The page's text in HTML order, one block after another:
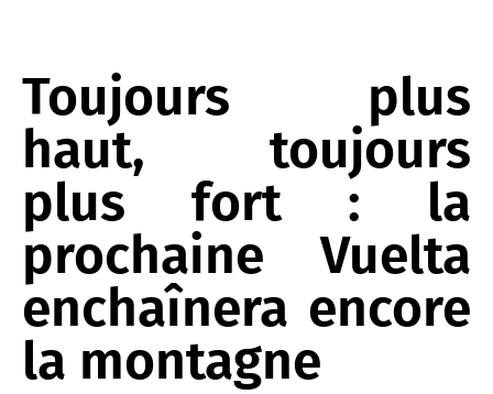
Toujours plus
haut, toujours
plus fort : la
prochaine Vuelta
enchaînera encore
la montagne